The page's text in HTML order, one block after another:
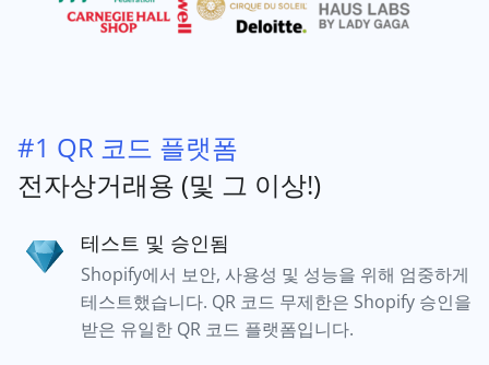
#1 QR 코드 플랫폼
전자상거래용 (및 그 이상!)
테스트 및 승인됨
Shopify에서 보안, 사용성 및 성능을 위해 엄중하게
테스트했습니다. QR 코드 무제한은 Shopify 승인을
받은 유일한 QR 코드 플랫폼입니다.